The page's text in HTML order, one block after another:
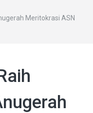
Meritokrasi ASN